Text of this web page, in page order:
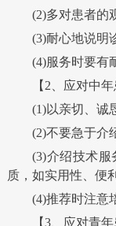
(2)多对患者的
(3)耐心地说明
(4)服务时要有耐
【2、应对中年
(1)以亲切、诚恳
(2)不要急于介绍
(3)介绍技术服
质，如实用性、便
(4)推荐时注意培
【3、应对青年